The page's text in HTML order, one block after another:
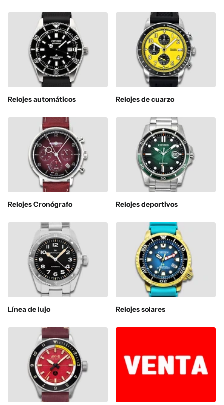
Relojes automáticos Relojes de cuarzo
Relojes Cronógrafo Relojes deportivos
Línea de lujo Relojes solares